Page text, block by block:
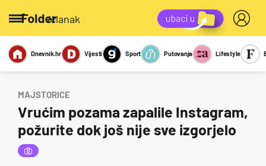
/članak
Miks Kviz
Report
Sexy
Dnevnik.hr Vijesti Sport Putovanja Lifestyle
MAJSTORICE
Vrućim pozama zapalile Instagram,
požurite dok još nije sve izgorjelo